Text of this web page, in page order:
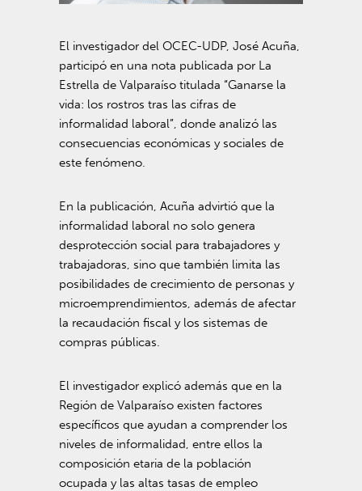
El investigador del OCEC-UDP, José Acuña,
participó en una nota publicada por La
Estrella de Valparaíso titulada “Ganarse la
vida: los rostros tras las cifras de
informalidad laboral”, donde analizó las
consecuencias económicas y sociales de
este fenómeno.
En la publicación, Acuña advirtió que la
informalidad laboral no solo genera
desprotección social para trabajadores y
trabajadoras, sino que también limita las
posibilidades de crecimiento de personas y
microemprendimientos, además de afectar
la recaudación fiscal y los sistemas de
compras públicas.
El investigador explicó además que en la
Región de Valparaíso existen factores
específicos que ayudan a comprender los
niveles de informalidad, entre ellos la
composición etaria de la población
ocupada y las altas tasas de empleo